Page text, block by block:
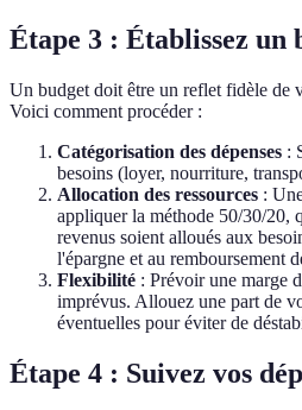
Étape 3 : Établissez un
Un budget doit être un reflet fidèle de
Voici comment procéder :
Catégorisation des dépenses :
besoins (loyer, nourriture,
Allocation des ressources :
appliquer la méthode 50/30/20,
revenus soient alloués aux
l'épargne et au remboursement
Flexibilité : Prévoir une marge
imprévus. Allouez une part de
éventuelles pour éviter de
Étape 4 : Suivez vos